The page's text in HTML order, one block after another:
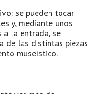
se pueden tocar
y, mediante unos
a la entrada, se
de las distintas piezas
museístico.